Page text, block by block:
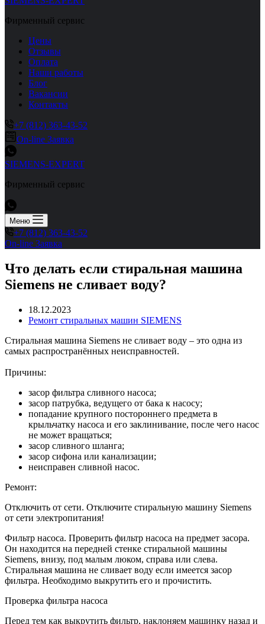
Фирменный сервис
Цены
Отзывы
Оплата
Наши работы
Блог
Вакансии
Контакты
+7 (812) 363-43-52
On-line Заявка
SIEMENS-EXPERT
Фирменный сервис
Меню
+7 (812) 363-43-52
On-line Заявка
Что делать если стиральная машина
Siemens не сливает воду?
18.12.2023
Ремонт стиральных машин SIEMENS
Стиральная машина Siemens не сливает воду – это одна из
самых распространённых неисправностей.
Причины:
засор фильтра сливного насоса;
засор патрубка, ведущего от бака к насосу;
попадание крупного постороннего предмета в
крыльчатку насоса и его заклинивание, после чего насос
не может вращаться;
засор сливного шланга;
засор сифона или канализации;
неисправен сливной насос.
Ремонт:
Отключить от сети. Отключите стиральную машину Siemens
от сети электропитания!
Фильтр насоса. Проверить фильтр насоса на предмет засора.
Он находится на передней стенке стиральной машины
Siemens, внизу, под малым люком, справа или слева.
Стиральная машина не сливает воду если имеется засор
фильтра. Необходимо выкрутить его и прочистить.
Проверка фильтра насоса
Перед тем как выкрутить фильтр, наклоняем машинку назад и